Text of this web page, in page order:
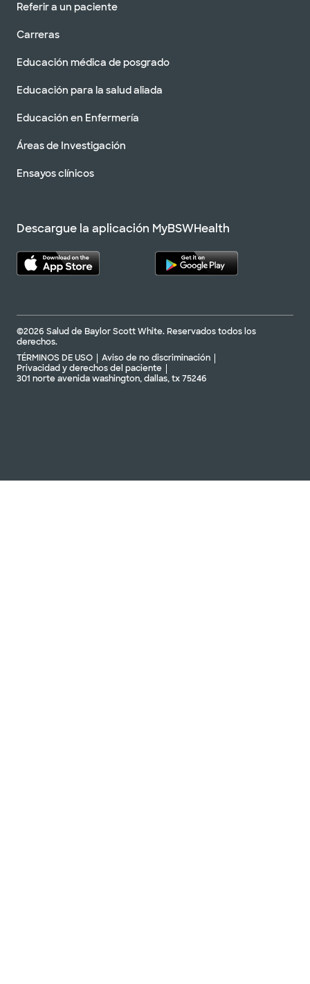
Referir a un paciente
Carreras
Educación médica de posgrado
Educación para la salud aliada
Educación en Enfermería
Áreas de Investigación
Ensayos clínicos
Descargue la aplicación MyBSWHealth
©2026 Salud de Baylor Scott White. Reservados todos los
derechos.
TÉRMINOS DE USO
Aviso de no discriminación
Privacidad y derechos del paciente
301 norte avenida washington, dallas, tx 75246